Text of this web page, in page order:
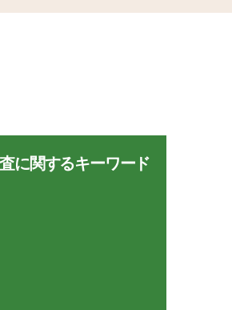
に関するキーワード